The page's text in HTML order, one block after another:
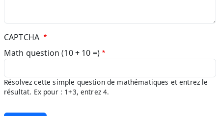
CAPTCHA
Math question (10 + 10 =)
Résolvez cette simple question de mathématiques et entrez le
résultat. Ex pour : 1+3, entrez 4.